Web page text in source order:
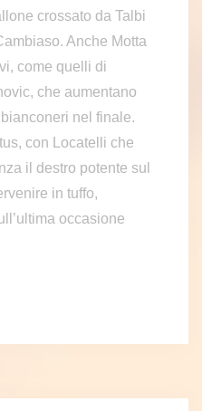
crossato da Talbi
Anche Motta
come quelli di
che aumentano
nel finale.
con Locatelli che
il destro potente sul
in tuffo,
occasione